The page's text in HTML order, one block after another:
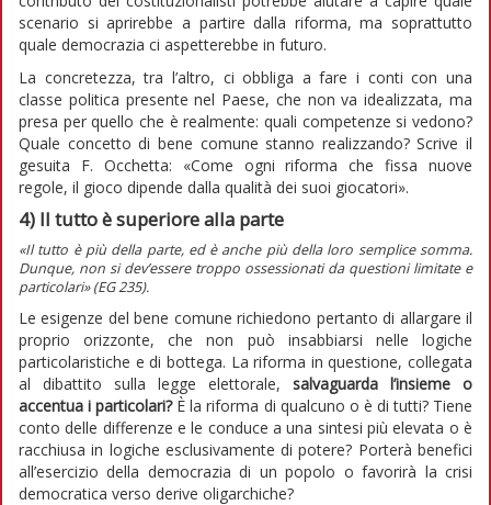
scenario si aprirebbe a partire dalla riforma, ma soprattutto
quale democrazia ci aspetterebbe in futuro.
La concretezza, tra l’altro, ci obbliga a fare i conti con una
classe politica presente nel Paese, che non va idealizzata, ma
presa per quello che è realmente: quali competenze si vedono?
Quale concetto di bene comune stanno realizzando? Scrive il
gesuita F. Occhetta: «Come ogni riforma che fissa nuove
regole, il gioco dipende dalla qualità dei suoi giocatori».
4) Il tutto è superiore alla parte
«Il tutto è più della parte, ed è anche più della loro semplice somma.
Dunque, non si dev’essere troppo ossessionati da questioni limitate e
particolari» (EG235).
Le esigenze del bene comune richiedono pertanto di allargare il
proprio orizzonte, che non può insabbiarsi nelle logiche
particolaristiche e di bottega. La riforma in questione, collegata
al dibattito sulla legge elettorale, salvaguarda l’insieme o
accentua i particolari?È la riforma di qualcuno o è di tutti? Tiene
conto delle differenze e le conduce a una sintesi più elevata o è
racchiusa in logiche esclusivamente di potere? Porterà benefici
all’esercizio della democrazia di un popolo o favorirà la crisi
democratica verso derive oligarchiche?